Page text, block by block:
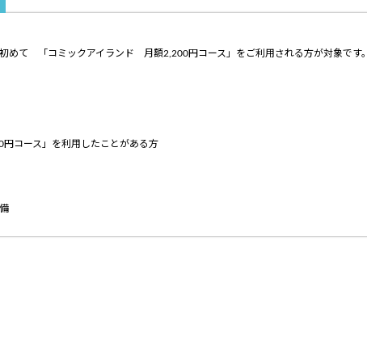
めて 「コミックアイランド 月額2,200円コース」をご利用される方が対象です。
コース」を利用したことがある方